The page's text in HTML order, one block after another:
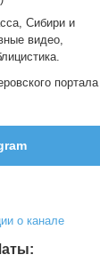
Сибири и
видео,
портала
о канале